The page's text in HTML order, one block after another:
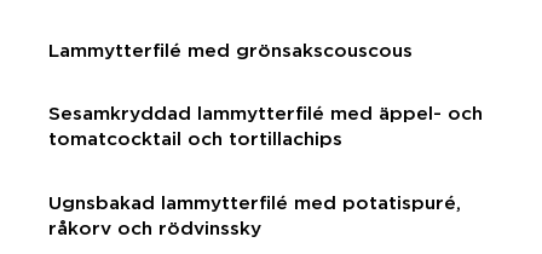
Lammytterfilé med grönsakscouscous
Sesamkryddad lammytterfilé med äppel- och
tomatcocktail och tortillachips
Ugnsbakad lammytterfilé med potatispuré,
råkorv och rödvinssky